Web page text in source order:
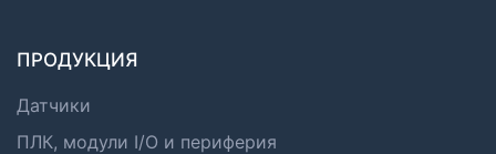
ПРОДУКЦИЯ
Датчики
ПЛК, модули I/O и периферия